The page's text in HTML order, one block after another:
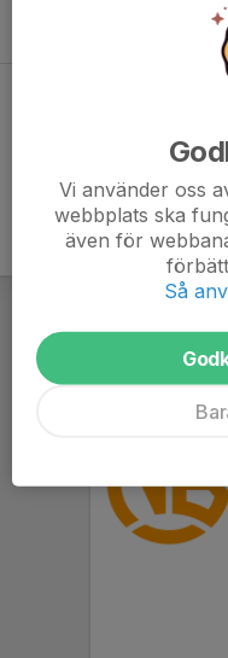
Vi använder oss
webbplats ska
även för
Så